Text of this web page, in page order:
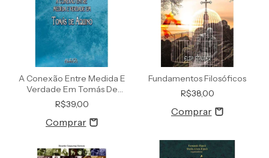
A Conexão Entre Medida E
Verdade Em Tomás De
Aquino
R$39,00
Fundamentos Filosóficos
R$38,00